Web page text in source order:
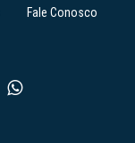
Fale Conosco